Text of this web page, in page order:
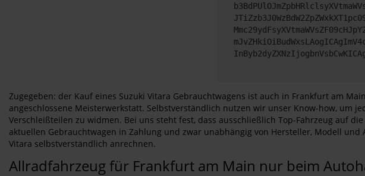
Zugegeben: der Kauf eines Suzuki Vitara Gebrauchtwagens ist auch in Frankfurt am
angeschlossene Meisterwerkstatt. Selbstverständlich nutzen wir unser Know-how, um
Verschleißteilen zu widmen. Bei uns steht fest, dass ausschließlich Top-Fahrzeug auf
aktuellen Gebrauchtwagen in Zahlung und zwar unabhängig von Hersteller, Modell
Vitara selbstverständlich anrechnen.
Allradfahrzeug für Frankfurt am Main nur beim